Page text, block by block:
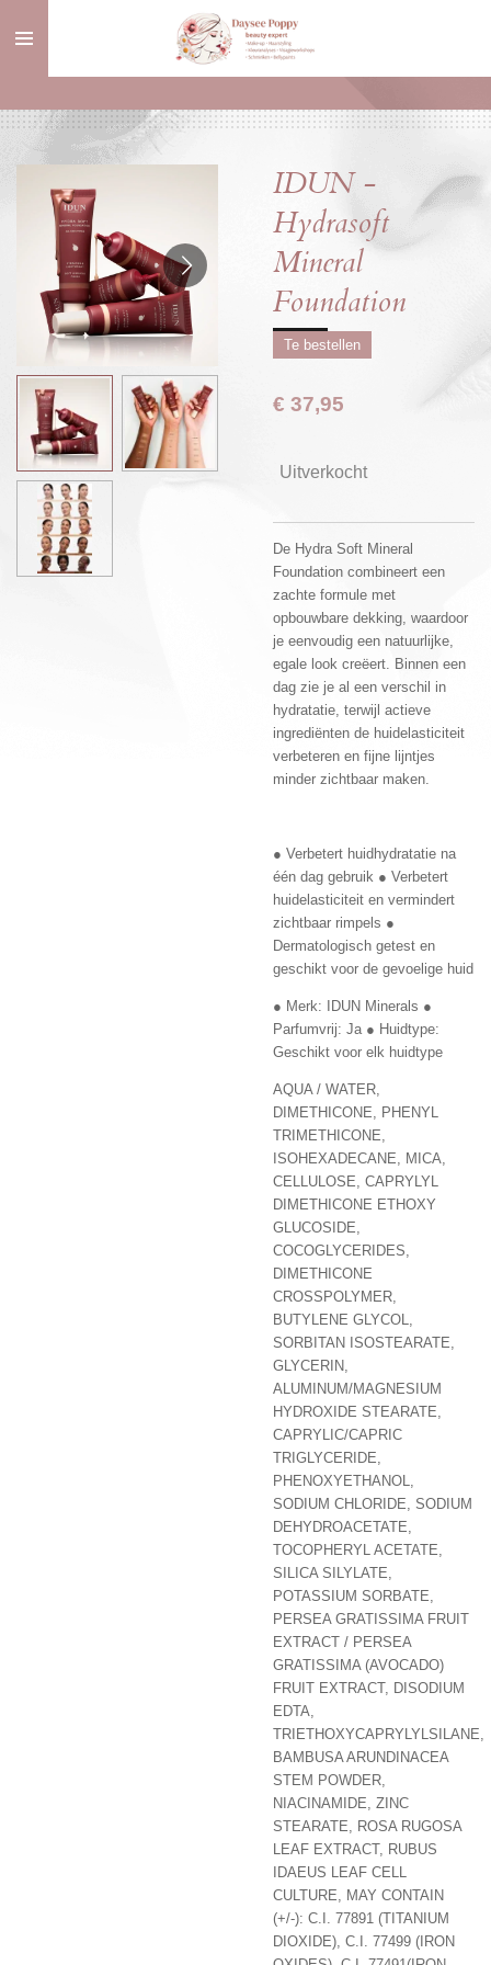
direct
hoofdinhoud
IDUN -
Hydrasoft
Mineral
Foundation
Te bestellen
€ 37,95
Uitverkocht
De Hydra Soft Mineral
Foundation combineert een
zachte formule met
opbouwbare dekking, waardoor
je eenvoudig een natuurlijke,
egale look creëert. Binnen een
dag zie je al een verschil in
hydratatie, terwijl actieve
ingrediënten de huidelasticiteit
verbeteren en fijne lijntjes
minder zichtbaar maken.
● Verbetert huidhydratatie na
één dag gebruik ● Verbetert
huidelasticiteit en vermindert
zichtbaar rimpels ●
Dermatologisch getest en
geschikt voor de gevoelige huid
● Merk: IDUN Minerals ●
Parfumvrij: Ja ● Huidtype:
Geschikt voor elk huidtype
AQUA / WATER,
DIMETHICONE, PHENYL
TRIMETHICONE,
ISOHEXADECANE, MICA,
CELLULOSE, CAPRYLYL
DIMETHICONE ETHOXY
GLUCOSIDE,
COCOGLYCERIDES,
DIMETHICONE
CROSSPOLYMER,
BUTYLENE GLYCOL,
SORBITAN ISOSTEARATE,
GLYCERIN,
ALUMINUM/MAGNESIUM
HYDROXIDE STEARATE,
CAPRYLIC/CAPRIC
TRIGLYCERIDE,
PHENOXYETHANOL,
SODIUM CHLORIDE, SODIUM
DEHYDROACETATE,
TOCOPHERYL ACETATE,
SILICA SILYLATE,
POTASSIUM SORBATE,
PERSEA GRATISSIMA FRUIT
EXTRACT / PERSEA
GRATISSIMA (AVOCADO)
FRUIT EXTRACT, DISODIUM
EDTA,
TRIETHOXYCAPRYLYLSILANE,
BAMBUSA ARUNDINACEA
STEM POWDER,
NIACINAMIDE, ZINC
STEARATE, ROSA RUGOSA
LEAF EXTRACT, RUBUS
IDAEUS LEAF CELL
CULTURE, MAY CONTAIN
(+/-): C.I. 77891 (TITANIUM
DIOXIDE), C.I. 77499 (IRON